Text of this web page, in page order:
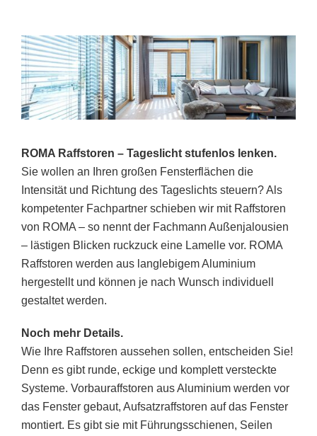
ROMA Raffstoren – Tageslicht stufenlos lenken.
Sie wollen an Ihren großen Fensterflächen die
Intensität und Richtung des Tageslichts steuern? Als
kompetenter Fachpartner schieben wir mit Raffstoren
von ROMA – so nennt der Fachmann Außenjalousien
– lästigen Blicken ruckzuck eine Lamelle vor. ROMA
Raffstoren werden aus langlebigem Aluminium
hergestellt und können je nach Wunsch individuell
gestaltet werden.
Noch mehr Details.
Wie Ihre Raffstoren aussehen sollen, entscheiden Sie!
Denn es gibt runde, eckige und komplett versteckte
Systeme. Vorbauraffstoren aus Aluminium werden vor
das Fenster gebaut, Aufsatzraffstoren auf das Fenster
montiert. Es gibt sie mit Führungsschienen, Seilen